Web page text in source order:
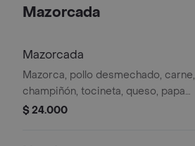
Mazorcada
Mazorcada
Mazorca, pollo desmechado, carne,
champiñón, tocineta, queso, papa
chip, huevo de codorníz y salsas.
$ 24.000